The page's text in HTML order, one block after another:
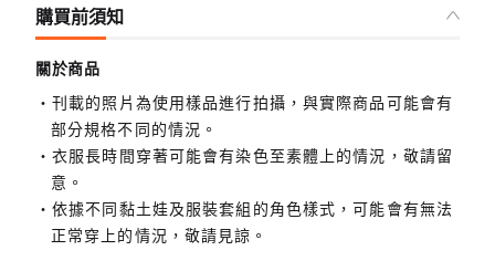
購買前須知
關於商品
刊載的照片為使用樣品進行拍攝，與實際商品可能會有
部分規格不同的情況。
衣服長時間穿著可能會有染色至素體上的情況，敬請留
意。
依據不同黏土娃及服裝套組的角色樣式，可能會有無法
正常穿上的情況，敬請見諒。